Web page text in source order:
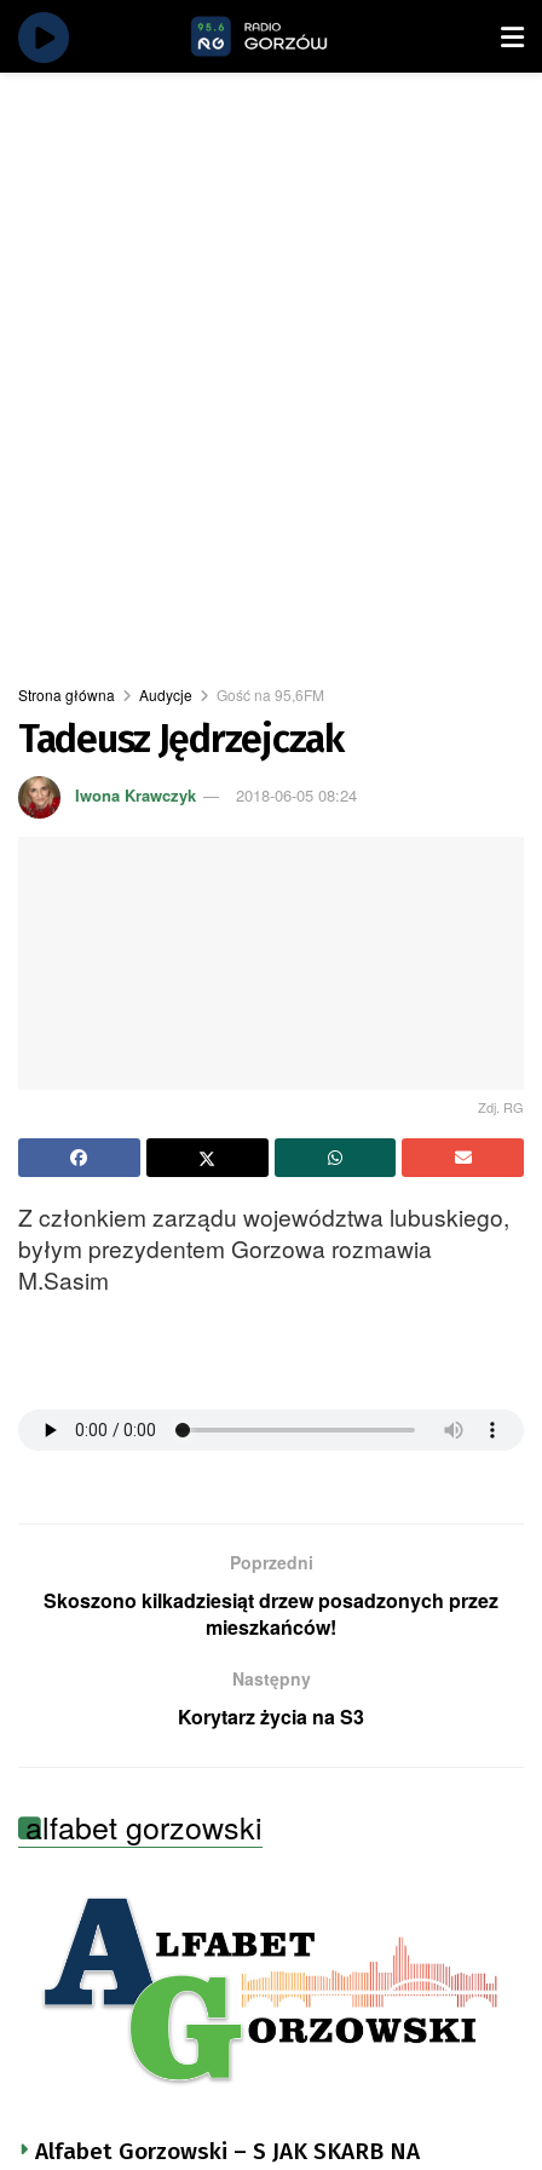
Strona główna Audycje Gość na 95,6FM
Tadeusz Jędrzejczak
Iwona Krawczyk 2018-06-05 08:24
Zdj. RG
Z członkiem zarządu województwa lubuskiego,
byłym prezydentem Gorzowa rozmawia
M.Sasim
Poprzedni
Skoszono kilkadziesiąt drzew posadzonych przez
mieszkańców!
Następny
Korytarz życia na S3
alfabet gorzowski
Alfabet Gorzowski – S JAK SKARB NA